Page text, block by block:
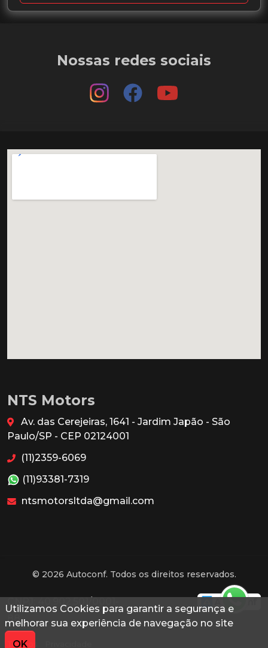
Utilizamos Cookies para garantir a segurança e
melhorar sua experiência de navegação no site
OK
Nossas redes sociais
NTS Motors
Av. das Cerejeiras, 1641 - Jardim Japão - São
Paulo/SP - CEP 02124001
(11)2359-6069
(11)93381-7319
ntsmotorsltda@gmail.com
© 2026 Autoconf. Todos os direitos reservados.
Termos